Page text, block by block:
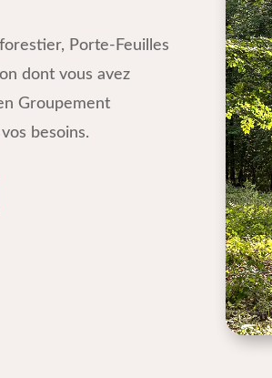
Porte-Feuilles
dont vous avez
Groupement
besoins.